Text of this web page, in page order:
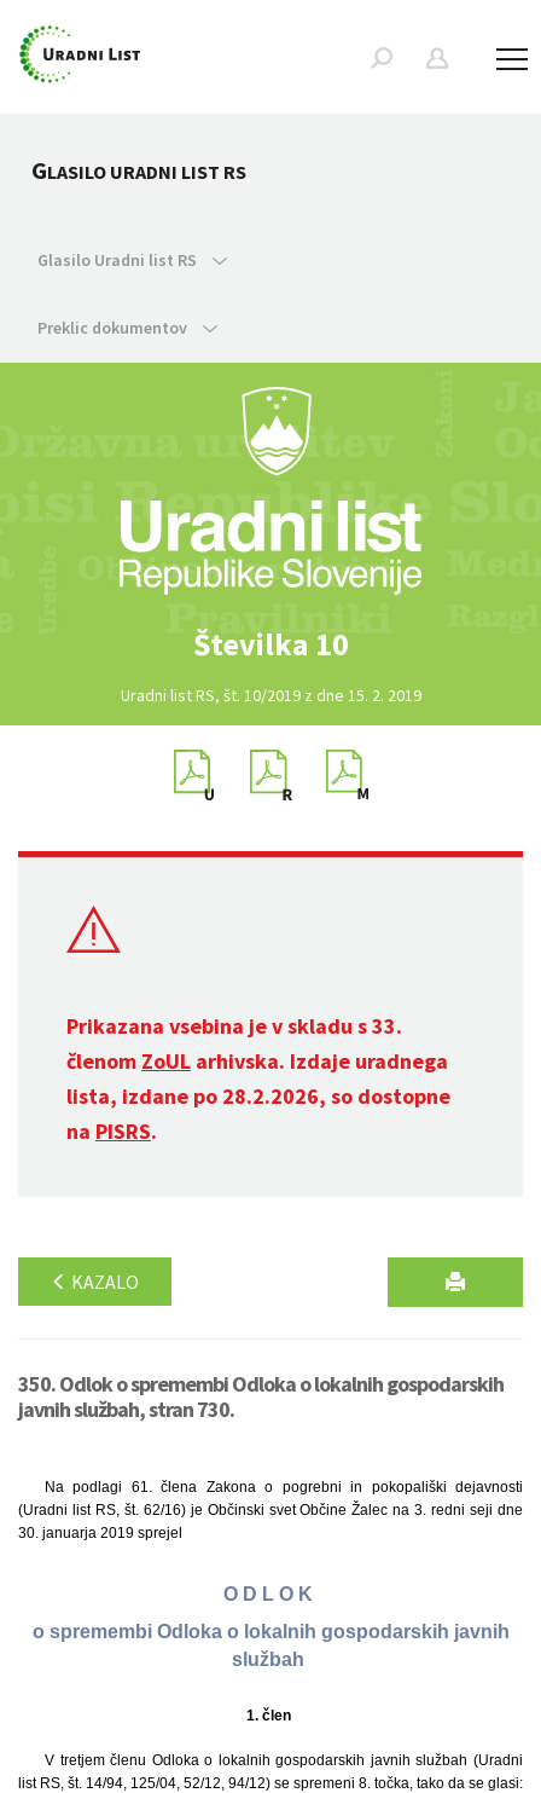
GLASILO URADNI LIST RS
Glasilo Uradni list RS
Preklic dokumentov
Številka 10
Uradni list RS, št. 10/2019 z dne 15. 2. 2019
Prikazana vsebina je v skladu s 33.
členom ZoUL arhivska. Izdaje uradnega
lista, izdane po 28.2.2026, so dostopne
na PISRS.
KAZALO
350. Odlok o spremembi Odloka o lokalnih gospodarskih
javnih službah, stran 730.
Na podlagi 61. člena Zakona o pogrebni in pokopališki dejavnosti
(Uradni list RS, št. 62/16) je Občinski svet Občine Žalec na 3. redni seji dne
30. januarja 2019 sprejel
O D L O K
o spremembi Odloka o lokalnih gospodarskih javnih
službah
1. člen
V tretjem členu Odloka o lokalnih gospodarskih javnih službah (Uradni
list RS, št. 14/94, 125/04, 52/12, 94/12) se spremeni 8. točka, tako da se glasi: